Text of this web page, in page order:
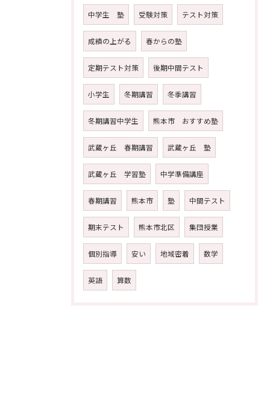
中学生 塾 受験対策 テスト対策
成績の上がる 春からの塾
定期テスト対策 後期中間テスト
小学生 冬期講習 冬季講習
冬期講習中学生 熊本市 おすすめ塾
武蔵ヶ丘 春期講習 武蔵ヶ丘 塾
武蔵ヶ丘 学習塾 中学準備講座
春期講習 熊本市 塾 中間テスト
期末テスト 熊本市北区 集団授業
個別指導 安い 地域密着 数学
英語 算数